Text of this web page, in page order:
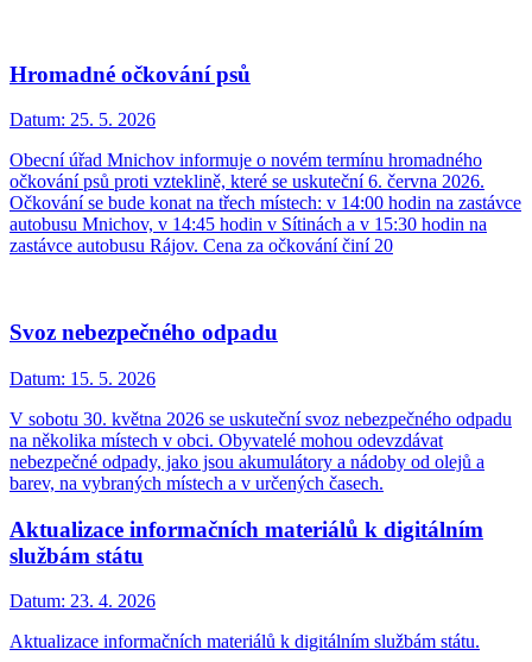
Hromadné očkování psů
Datum: 25. 5. 2026
Obecní úřad Mnichov informuje o novém termínu hromadného
očkování psů proti vzteklině, které se uskuteční 6. června 2026.
Očkování se bude konat na třech místech: v 14:00 hodin na zastávce
autobusu Mnichov, v 14:45 hodin v Sítinách a v 15:30 hodin na
zastávce autobusu Rájov. Cena za očkování činí 20
Svoz nebezpečného odpadu
Datum: 15. 5. 2026
V sobotu 30. května 2026 se uskuteční svoz nebezpečného odpadu
na několika místech v obci. Obyvatelé mohou odevzdávat
nebezpečné odpady, jako jsou akumulátory a nádoby od olejů a
barev, na vybraných místech a v určených časech.
Aktualizace informačních materiálů k digitálním
službám státu
Datum: 23. 4. 2026
Aktualizace informačních materiálů k digitálním službám státu.